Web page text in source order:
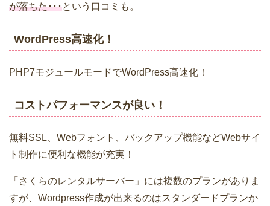
が落ちた･･･という口コミも。
WordPress高速化！
PHP7モジュールモードでWordPress高速化！
コストパフォーマンスが良い！
無料SSL、Webフォント、バックアップ機能などWebサイ
ト制作に便利な機能が充実！
「さくらのレンタルサーバー」には複数のプランがありま
すが、Wordpress作成が出来るのはスタンダードプランか